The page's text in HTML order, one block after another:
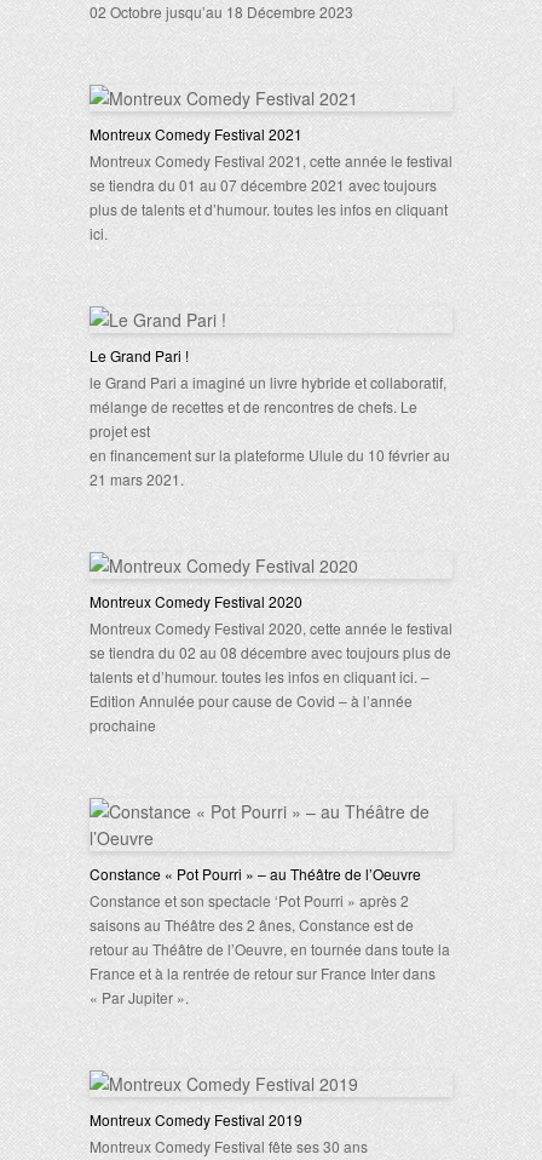
02 Octobre jusqu’au 18 Décembre 2023
Montreux Comedy Festival 2021
Montreux Comedy Festival 2021, cette année le festival
se tiendra du 01 au 07 décembre 2021 avec toujours
plus de talents et d’humour. toutes les infos en cliquant
ici.
Le Grand Pari !
le Grand Pari a imaginé un livre hybride et collaboratif,
mélange de recettes et de rencontres de chefs. Le
projet est
en financement sur la plateforme Ulule du 10 février au
21 mars 2021.
Montreux Comedy Festival 2020
Montreux Comedy Festival 2020, cette année le festival
se tiendra du 02 au 08 décembre avec toujours plus de
talents et d’humour. toutes les infos en cliquant ici. –
Edition Annulée pour cause de Covid – à l’année
prochaine
Constance « Pot Pourri » – au Théâtre de l’Oeuvre
Constance et son spectacle ‘Pot Pourri » après 2
saisons au Théâtre des 2 ânes, Constance est de
retour au Théâtre de l’Oeuvre, en tournée dans toute la
France et à la rentrée de retour sur France Inter dans
« Par Jupiter ».
Montreux Comedy Festival 2019
Montreux Comedy Festival fête ses 30 ans